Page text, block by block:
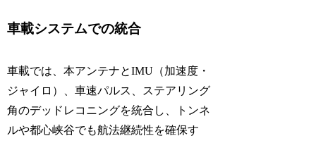
車載システムでの統合
車載では、本アンテナとIMU（加速度・
ジャイロ）、車速パルス、ステアリング
角のデッドレコニングを統合し、トンネ
ルや都心峡谷でも航法継続性を確保す